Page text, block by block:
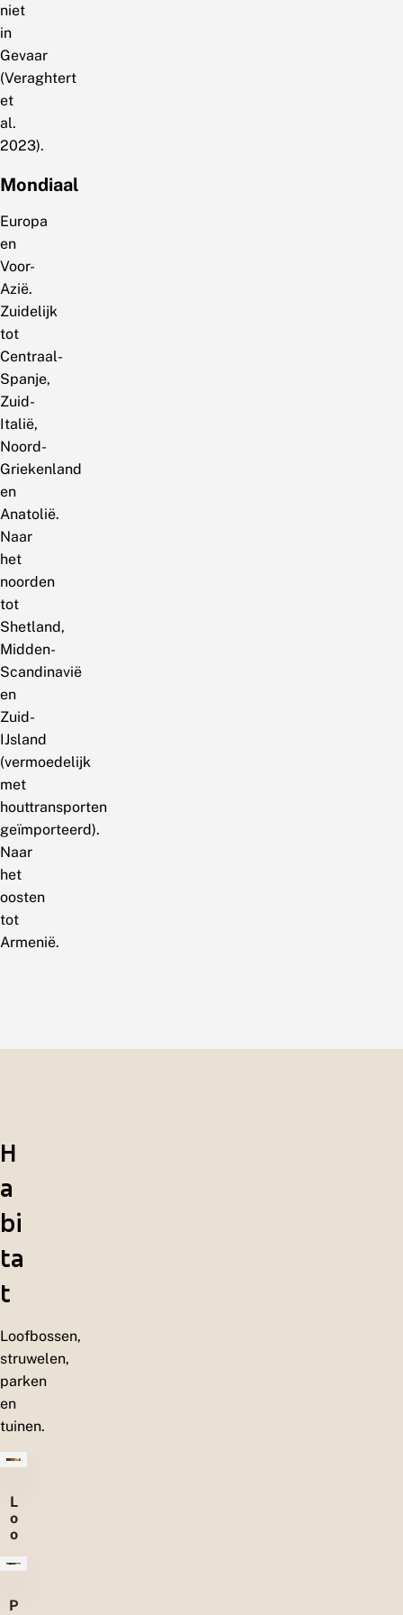
niet
in
Gevaar
(Veraghtert
et
al.
2023).
Mondiaal
Europa
en
Voor-
Azië.
Zuidelijk
tot
Centraal-
Spanje,
Zuid-
Italië,
Noord-
Griekenland
en
Anatolië.
Naar
het
noorden
tot
Shetland,
Midden-
Scandinavië
en
Zuid-
IJsland
(vermoedelijk
met
houttransporten
geïmporteerd).
Naar
het
oosten
tot
Armenië.
H
a
bi
ta
t
Loofbossen,
struwelen,
parken
en
tuinen.
L
o
o
b
s
P